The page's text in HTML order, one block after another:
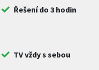
Řešení do 3 hodin
TV vždy s sebou